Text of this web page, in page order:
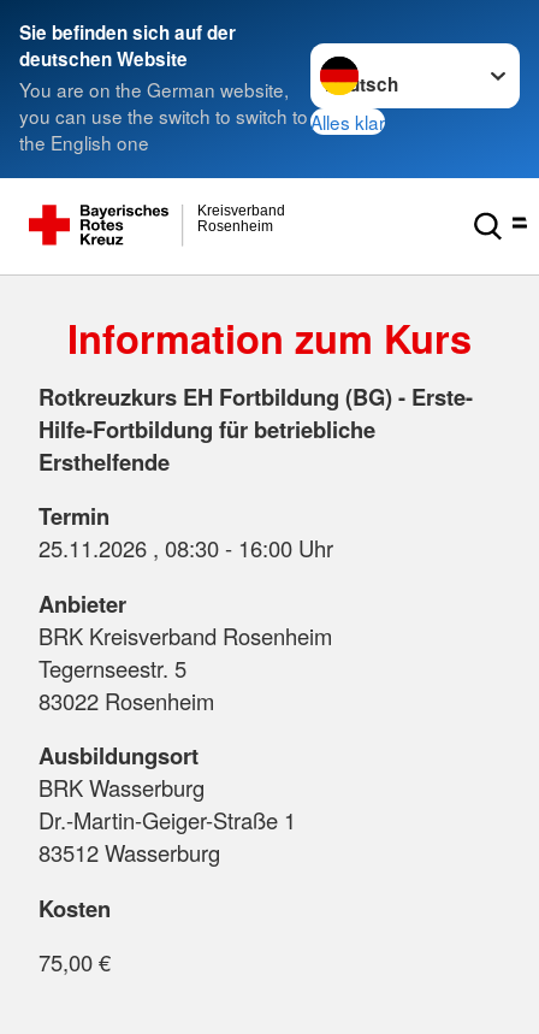
Sie befinden sich auf der
deutschen Website
You are on the German website,
you can use the switch to switch to
the English one
Sprache wechseln zu
Alles klar
Rosenheim
Kreisverband
Information zum Kurs
Rotkreuzkurs EH Fortbildung (BG) - Erste-
Hilfe-Fortbildung für betriebliche
Ersthelfende
Termin
25.11.2026 , 08:30 - 16:00 Uhr
Anbieter
BRK Kreisverband Rosenheim
Tegernseestr. 5
83022 Rosenheim
Ausbildungsort
BRK Wasserburg
Dr.-Martin-Geiger-Straße 1
83512 Wasserburg
Kosten
75,00 €